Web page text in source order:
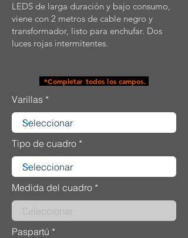
LEDS de larga duración y bajo consumo,
viene con 2 metros de cable negro y
transformador, listo para enchufar. Dos
luces rojas intermitentes.
*Completar todos los campos.
Varillas
Tipo de cuadro
Medida del cuadro
Paspartú